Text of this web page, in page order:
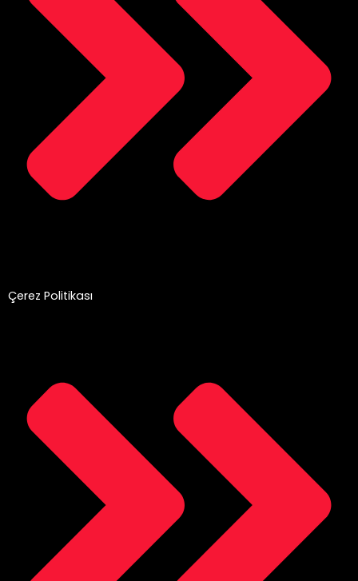
Çerez Politikası